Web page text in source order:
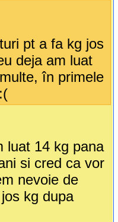
pt a fa kg jos
deja am luat
în primele
luat 14 kg pana
si cred ca vor
nevoie de
kg dupa